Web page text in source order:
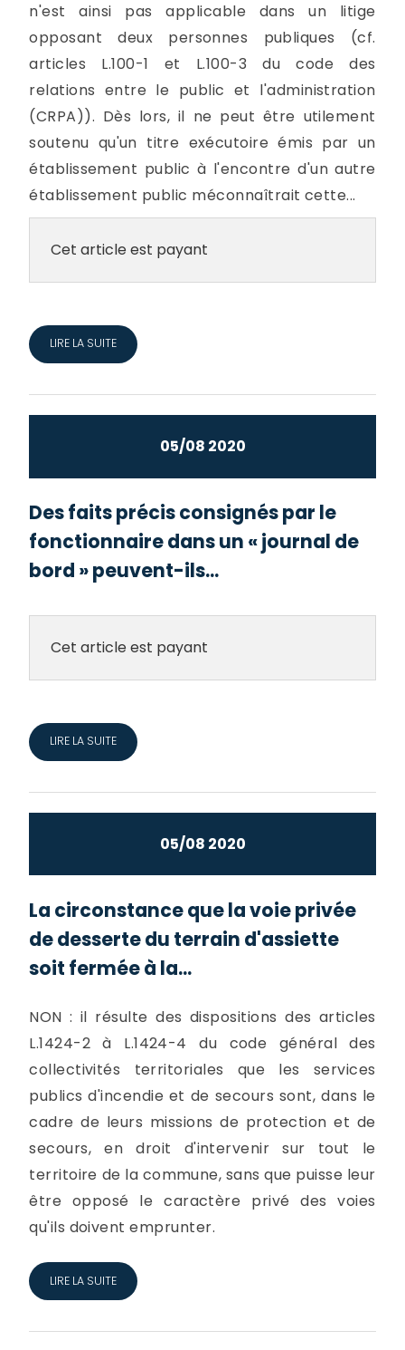
n'est ainsi pas applicable dans un litige
opposant deux personnes publiques (cf.
articles L.100-1 et L.100-3 du code des
relations entre le public et l'administration
(CRPA)). Dès lors, il ne peut être utilement
soutenu qu'un titre exécutoire émis par un
établissement public à l'encontre d'un autre
établissement public méconnaîtrait cette...
Cet article est payant
LIRE LA SUITE
05/08 2020
Des faits précis consignés par le
fonctionnaire dans un « journal de
bord » peuvent-ils...
Cet article est payant
LIRE LA SUITE
05/08 2020
La circonstance que la voie privée
de desserte du terrain d'assiette
soit fermée à la...
NON : il résulte des dispositions des articles
L.1424-2 à L.1424-4 du code général des
collectivités territoriales que les services
publics d'incendie et de secours sont, dans le
cadre de leurs missions de protection et de
secours, en droit d'intervenir sur tout le
territoire de la commune, sans que puisse leur
être opposé le caractère privé des voies
qu'ils doivent emprunter.
LIRE LA SUITE